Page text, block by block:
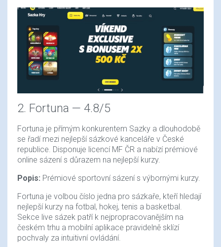
2. Fortuna — 4.8/5
Fortuna je přímým konkurentem Sazky a dlouhodobě
se řadí mezi nejlepší sázkové kanceláře v České
republice. Disponuje licencí MF ČR a nabízí prémiové
online sázení s důrazem na nejlepší kurzy.
Popis: Prémiové sportovní sázení s výbornými kurzy.
Fortuna je volbou číslo jedna pro sázkaře, kteří hledají
nejlepší kurzy na fotbal, hokej, tenis a basketbal.
Sekce live sázek patří k nejpropracovanějším na
českém trhu a mobilní aplikace pravidelně sklízí
pochvaly za intuitivní ovládání.